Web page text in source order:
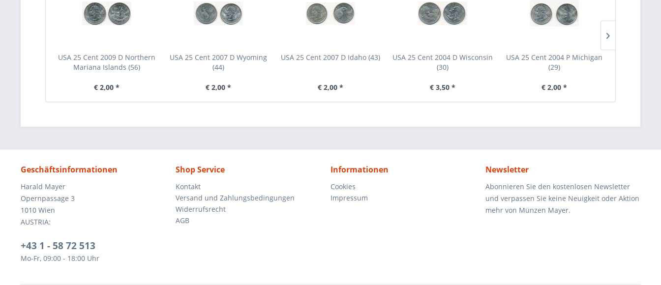
USA 25 Cent 2009 D Northern
Mariana Islands (56)
€ 2,00 *
USA 25 Cent 2007 D Wyoming
(44)
€ 2,00 *
USA 25 Cent 2007 D Idaho (43)
€ 2,00 *
USA 25 Cent 2004 D Wisconsin
(30)
€ 3,50 *
USA 25 Cent 2004 P Michigan
(29)
€ 2,00 *
Geschäftsinformationen
Harald Mayer
Opernpassage 3
1010 Wien
AUSTRIA:
+43 1 - 58 72 513
Mo-Fr, 09:00 - 18:00 Uhr
Shop Service
Kontakt
Versand und Zahlungsbedingungen
Widerrufsrecht
AGB
Informationen
Cookies
Impressum
Newsletter
Abonnieren Sie den kostenlosen Newsletter
und verpassen Sie keine Neuigkeit oder Aktion
mehr von Münzen Mayer.